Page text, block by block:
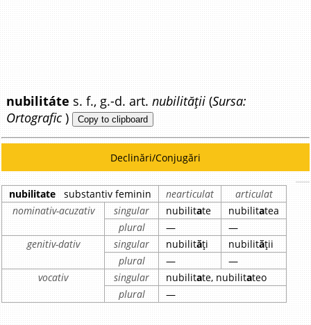
nubilitáte s. f., g.-d. art.nubilității (Sursa:
Ortografic ) Copy to clipboard
Declinări/Conjugări
nubilitate substantiv feminin nearticulat
articulat
nominativ-acuzativ
singular nubilitate nubilitatea
plural
—
—
genitiv-dativ
singular nubilități nubilității
plural
—
—
vocativ
singular nubilitate, nubilitateo
plural
—